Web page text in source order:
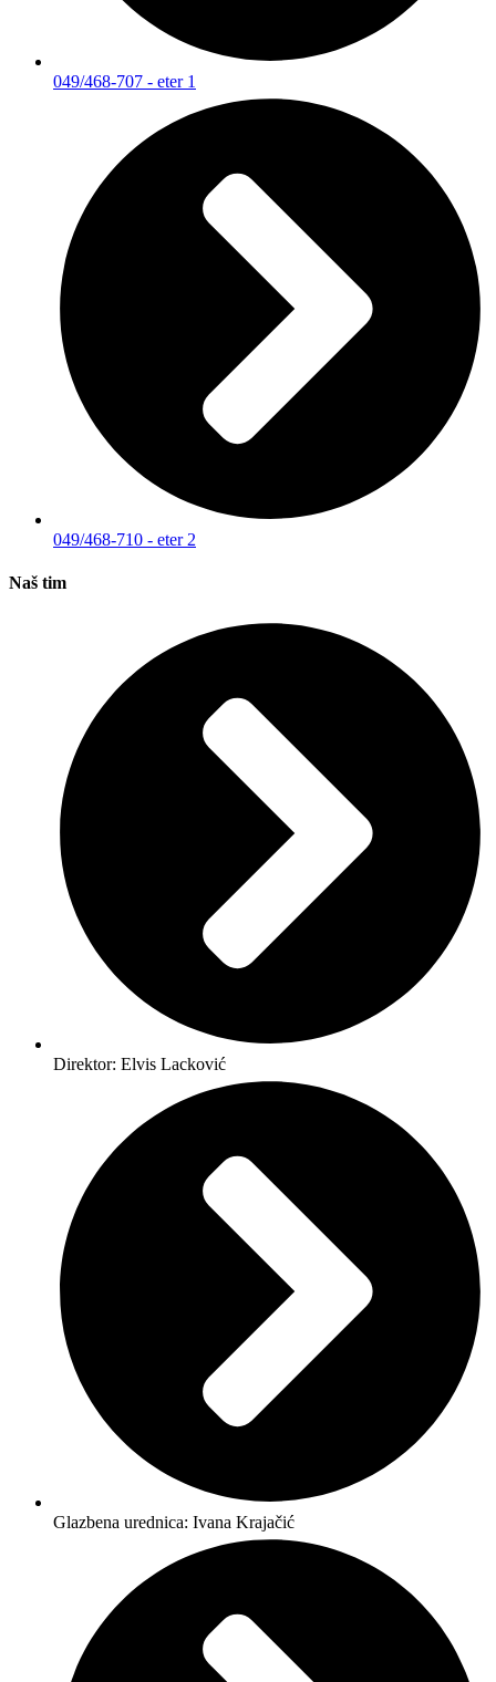
049/468-707 - eter 1
049/468-710 - eter 2
Naš tim
Direktor: Elvis Lacković
Glazbena urednica: Ivana Krajačić